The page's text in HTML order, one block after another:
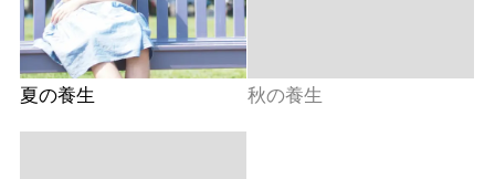
夏の養生 秋の養生